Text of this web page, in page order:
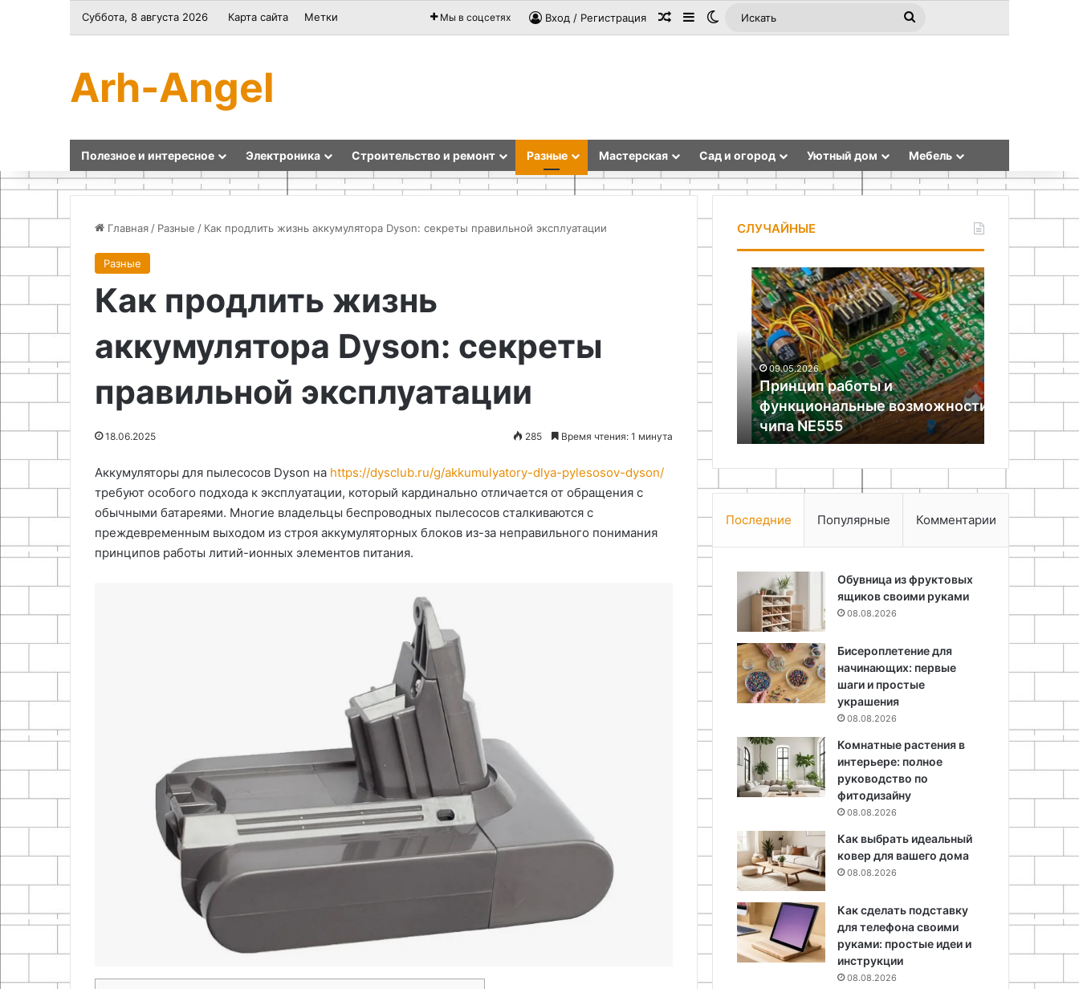
Суббота, 8 августа 2026 Карта сайта Метки Мы в соцсетях Вход / Регистрация Случайная статья
SidebarSwitch skin Искать
Arh-Angel
Полезное и интересное Электроника Строительство и ремонт Разные Мастерская Сад и огород Уютный дом Мебель
Главная / Разные / Как продлить жизнь аккумулятора Dyson: секреты правильной эксплуатации
Разные
Как продлить жизнь
аккумулятора Dyson: секреты
правильной эксплуатации
18.06.2025 285 Время чтения: 1 минута
Аккумуляторы для пылесосов Dyson на https://dysclub.ru/g/akkumulyatory-dlya-pylesosov-dyson/
требуют особого подхода к эксплуатации, который кардинально отличается от обращения с
обычными батареями. Многие владельцы беспроводных пылесосов сталкиваются с
преждевременным выходом из строя аккумуляторных блоков из-за неправильного понимания
принципов работы литий-ионных элементов питания.
СЛУЧАЙНЫЕ
круглосуточная
помощь
на
дому:
это
что
важно
знать
20.04.2026
Анонимная круглосуточная
помощь психиатра на дому: как
это работает, когда нужна и что
и
спокойного
для
детей
08.09.2025
Зайчонок: натуральная
поддержка здоровья и
Принцип
работы
функциональные
возможности
чипа
NE555
09.05.2026
Принцип работы и
функциональные возможности
чипа NE555
Подготовка
основания
и
технология
устройства
наливного
пола
24.04.2026
наливного
Последние Популярные Комментарии
Обувница из фруктовых
ящиков своими руками
08.08.2026
Бисероплетение для
начинающих: первые
шаги и простые
украшения
08.08.2026
Комнатные растения в
интерьере: полное
руководство по
фитодизайну
08.08.2026
Как выбрать идеальный
ковер для вашего дома
08.08.2026
Как сделать подставку
для телефона своими
руками: простые идеи и
инструкции
08.08.2026